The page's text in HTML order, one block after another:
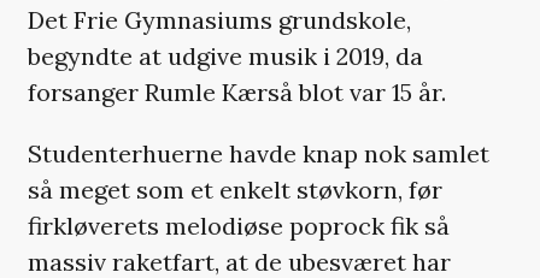
Det Frie Gymnasiums grundskole,
begyndte at udgive musik i 2019, da
forsanger Rumle Kærså blot var 15 år.
Studenterhuerne havde knap nok samlet
så meget som et enkelt støvkorn, før
firkløverets melodiøse poprock fik så
massiv raketfart, at de ubesværet har